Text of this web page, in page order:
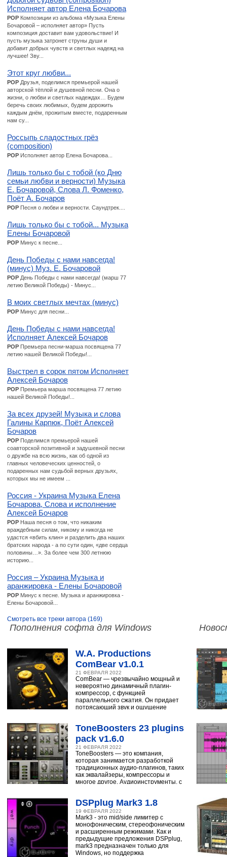
Исполняет автор Елена Бочарова
POP Композиции из альбома «Музыка Елены
Бочаровой – исполняет автор» Пусть
композиция доставит вам удовольствие! И
пусть музыка затронет струны души и
добавит добрых чувств и светлых надежд на
лучшее! Зву...
Этот круг любви...
POP Друзья, поделимся премьерой нашей
авторской тёплой и душевной песни. Она о
жизни, о любви и светлых надеждах… Будем
беречь своих любимых, будем дорожить
каждым днём, прожитым вместе, подаренным
нам су...
Россыпь сладостных грёз
(composition)
POP Исполняет автор Елена Бочарова...
Лишь только бы с тобой (ко Дню
семьи любви и верности) Музыка
Е. Бочаровой, Слова Л. Фоменко,
Поёт А. Бочаров
POP Песня о любви и верности. Саундтрек....
Лишь только бы с тобой... Музыка
Елены Бочаровой
POP Минус к песне...
День Победы с нами навсегда!
(минус) Муз. Е. Бочаровой
POP День Победы с нами навсегда! (марш 77
летию Великой Победы) - Минус...
В моих светлых мечтах (минус)
POP Минус для песни...
День Победы с нами навсегда!
Исполняет Алексей Бочаров
POP Премьера песни-марша посвящена 77
летию нашей Великой Победы!...
Выстрел в сорок пятом Исполняет
Алексей Бочаров
POP Премьера марша посвящена 77 летию
нашей Великой Победы!...
За всех друзей! Музыка и слова
Галины Карпюк, Поёт Алексей
Бочаров
POP Поделимся премьерой нашей
соавторской позитивной и задушевной песни
о дружбе на всю жизнь, как об одной из
главных человеческих ценностей, о
подаренных нам судьбой верных друзьях,
которых мы не имеем ...
Россия - Украина Музыка Елена
Бочарова, Слова и исполнение
Алексей Бочаров
POP Наша песня о том, что никаким
враждебным силам, никому и никогда не
удастся «вбить клин» и разделить два наших
братских народа - а по сути один, «две сердца
половины…». За более чем 300 летнюю
историю...
Россия – Украина Музыка и
аранжировка - Елены Бочаровой
POP Минус к песне. Музыка и аранжировка -
Елены Бочаровой...
Смотреть все треки автора (169)
Пополнения софта для Windows
W.A. Productions
ComBear v1.0.1
21 ФЕВРАЛЯ 2022
ComBear — чрезвычайно мощный и
невероятно динамичный плагин-
компрессор, с функцией
параллельного сжатия. Он придает
потрясающий звук и ощущение
ToneBoosters 23 plugins
pack v1.6.0
21 ФЕВРАЛЯ 2022
ToneBoosters — это компания,
которая занимается разработкой
традиционных аудио-плагинов, таких
как эквалайзеры, компрессоры и
многое другое. Аудиоинструменты, с
DSPplug Mark3 1.8
19 ФЕВРАЛЯ 2022
Mark3 - это mid/side лимитер с
монофоническим, стереофоническим
и расширенным режимами. Как и
предыдущие предложения DSPplug,
mark3 предназначен только для
Windows, но поддержка